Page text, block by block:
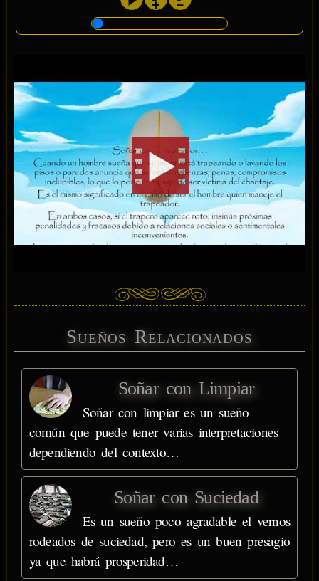
Sueños Relacionados
Soñar con Limpiar
Soñar con limpiar es un sueño
común que puede tener varias interpretaciones
dependiendo del contexto…
Soñar con Suciedad
Es un sueño poco agradable el vernos
rodeados de suciedad, pero es un buen presagio
ya que habrá prosperidad…